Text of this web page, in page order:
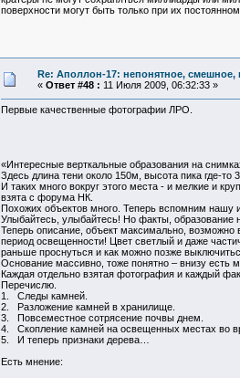
поверхности могут быть только при их
Re: Аполлон-17: непонятное, смешное,
« Ответ #48 : 11 Июля 2009, 06:32:33 »
Первые качественные фотографии ЛРО.
«Интересные верткальные образования на
Здесь длина тени около 150м, высота пика где-то
И таких много вокруг этого места - и мелкие и
взята с форума НК.
Похожих объектов много. Теперь вспомним нашу
Улыбайтесь, улыбайтесь! Но факты, образование
Теперь описание, объект максимально,
период освещенности! Цвет светлый и даже
раньше проснуться и как можно позже
Основание массивно, тоже понятно – внизу есть
Каждая отдельно взятая фотография и каждый
Перечислю.
1. Следы камней.
2. Разложение камней в хранилище.
3. Повсеместное сотрясение почвы днем.
4. Скопление камней на освещенных местах во
5. И теперь признаки дерева…
Есть мнение: